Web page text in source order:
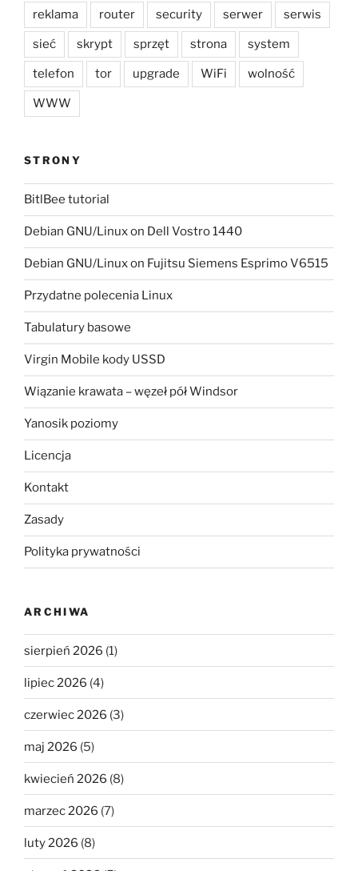
reklama router security serwer serwis
sieć skrypt sprzęt strona system
telefon tor upgrade WiFi wolność
WWW
STRONY
BitlBee tutorial
Debian GNU/Linux on Dell Vostro 1440
Debian GNU/Linux on Fujitsu Siemens Esprimo V6515
Przydatne polecenia Linux
Tabulatury basowe
Virgin Mobile kody USSD
Wiązanie krawata – węzeł pół Windsor
Yanosik poziomy
Licencja
Kontakt
Zasady
Polityka prywatności
ARCHIWA
sierpień 2026 (1)
lipiec 2026 (4)
czerwiec 2026 (3)
maj 2026 (5)
kwiecień 2026 (8)
marzec 2026 (7)
luty 2026 (8)